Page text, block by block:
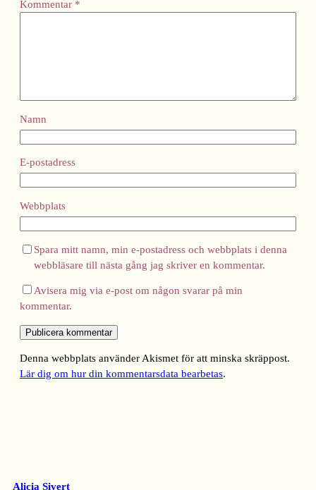
Kommentar *
Namn
E-postadress
Webbplats
Spara mitt namn, min e-postadress och webbplats i denna
webbläsare till nästa gång jag skriver en kommentar.
Avisera mig via e-post om någon svarar på min
kommentar.
Denna webbplats använder Akismet för att minska skräppost.
Lär dig om hur din kommentarsdata bearbetas.
Alicia Sivert